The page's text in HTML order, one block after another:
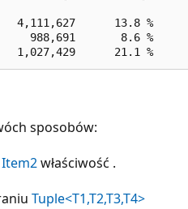
13.8 %
988,691       8.6 %
sposobów:
Item2właściwość .
Tuple<T1,T2,T3,T4>